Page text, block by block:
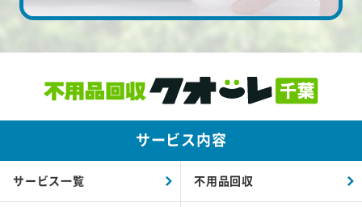
サービス内容
サービス一覧 不用品回収